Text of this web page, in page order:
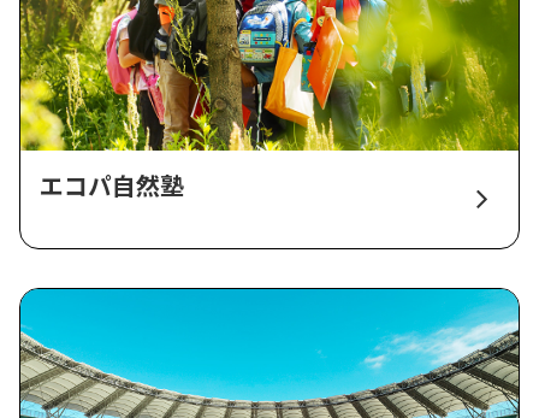
エコパ自然塾